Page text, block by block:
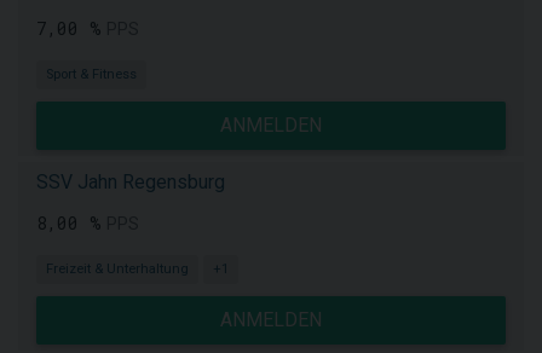
7,00 %
Sport & Fitness
ANMELDEN
SSV Jahn Regensburg
8,00 %
Freizeit & Unterhaltung +1
ANMELDEN